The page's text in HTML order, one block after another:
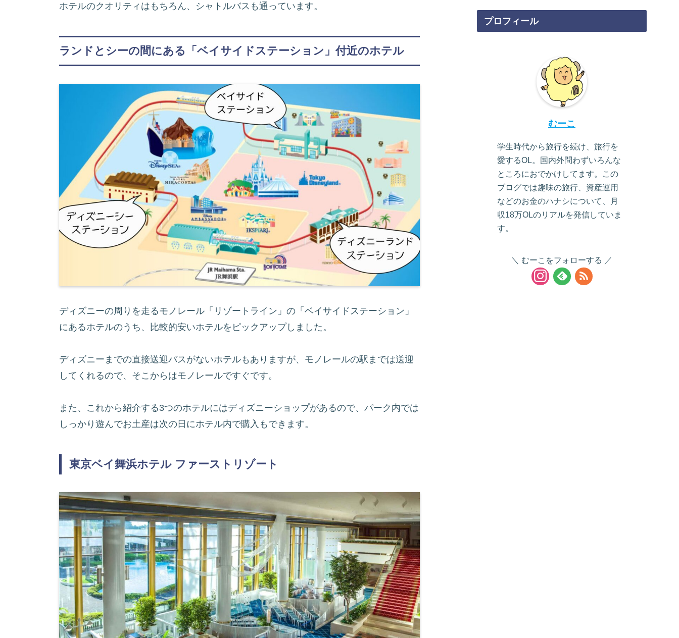
ホテルのクオリティはもちろん、シャトルバスも通っています。
ランドとシーの間にある「ベイサイドステーション」付近のホテル
ディズニーの周りを走るモノレール「リゾートライン」の「ベイサイドステーション」
にあるホテルのうち、比較的安いホテルをピックアップしました。
ディズニーまでの直接送迎バスがないホテルもありますが、モノレールの駅までは送迎
してくれるので、そこからはモノレールですぐです。
また、これから紹介する3つのホテルにはディズニーショップがあるので、パーク内では
しっかり遊んでお土産は次の日にホテル内で購入もできます。
東京ベイ舞浜ホテル ファーストリゾート
プロフィール
むーこ
学生時代から旅行を続け、旅行を
愛するOL。国内外問わずいろんな
ところにおでかけしてます。この
ブログでは趣味の旅行、資産運用
などのお金のハナシについて、月
収18万OLのリアルを発信していま
す。
むーこをフォローする